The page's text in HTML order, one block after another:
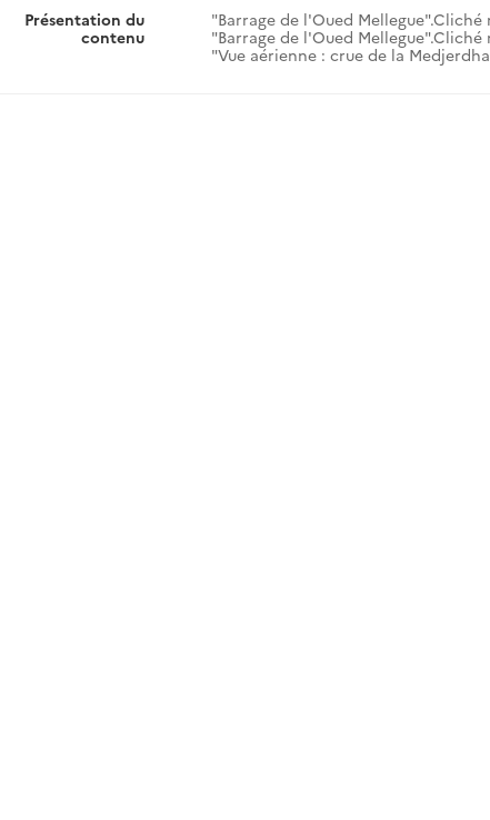
Présentation du
contenu
"Barrage de l'Oued Mellegue".Cliché
"Barrage de l'Oued Mellegue".Cliché
"Vue aérienne : crue de la